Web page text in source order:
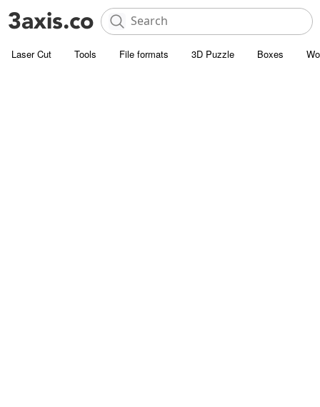
Laser Cut Tools File formats 3D Puzzle Boxes